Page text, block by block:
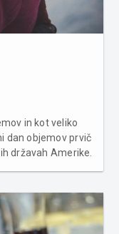
in kot veliko
dan objemov prvič
državah Amerike.